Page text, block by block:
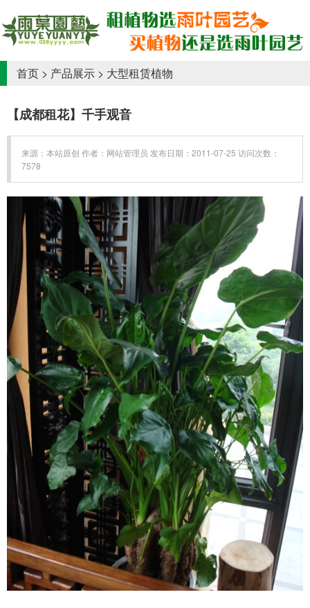
首页 > 产品展示 > 大型租赁植物
【成都租花】千手观音
来源：本站原创 作者：网站管理员 发布日期：2011-07-25 访问次数：
7578